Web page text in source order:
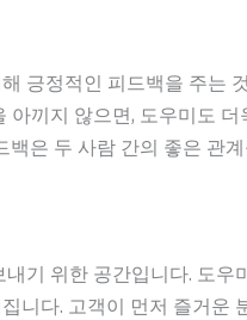
긍정적인 피드백을 주는
아끼지 않으면, 도우미도
백은 두 사람 간의 좋은 관
기 위한 공간입니다. 도우
니다. 고객이 먼저 즐거운